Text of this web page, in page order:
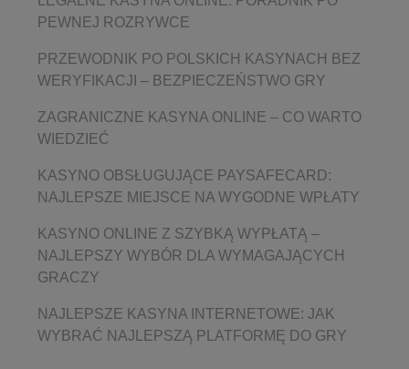
PEWNEJ ROZRYWCE
PRZEWODNIK PO POLSKICH KASYNACH BEZ
WERYFIKACJI – BEZPIECZEŃSTWO GRY
ZAGRANICZNE KASYNA ONLINE – CO WARTO
WIEDZIEĆ
KASYNO OBSŁUGUJĄCE PAYSAFECARD:
NAJLEPSZE MIEJSCE NA WYGODNE WPŁATY
KASYNO ONLINE Z SZYBKĄ WYPŁATĄ –
NAJLEPSZY WYBÓR DLA WYMAGAJĄCYCH
GRACZY
NAJLEPSZE KASYNA INTERNETOWE: JAK
WYBRAĆ NAJLEPSZĄ PLATFORMĘ DO GRY